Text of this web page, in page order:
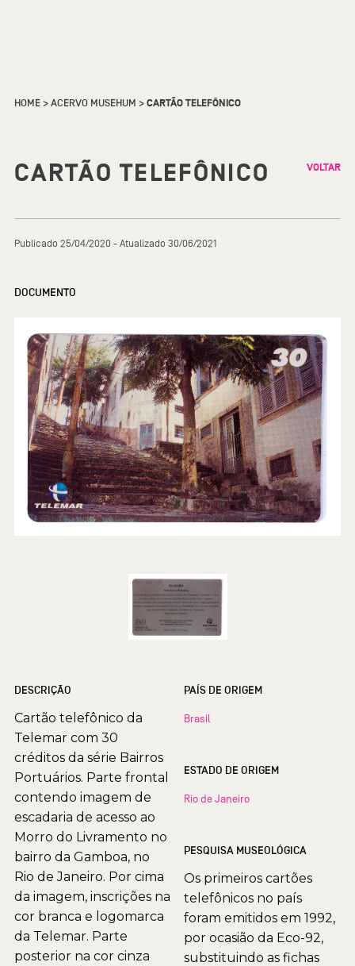
HOME>ACERVO MUSEHUM >CARTÃO TELEFÔNICO
CARTÃO TELEFÔNICO VOLTAR
Publicado 25/04/2020 - Atualizado 30/06/2021
DOCUMENTO
DESCRIÇÃO
Cartão telefônico da
Telemar com 30
créditos da série Bairros
Portuários. Parte frontal
contendo imagem de
escadaria de acesso ao
Morro do Livramento no
bairro da Gamboa, no
Rio de Janeiro. Por cima
da imagem, inscrições na
cor branca e logomarca
da Telemar. Parte
posterior na cor cinza
PAÍS DE ORIGEM
Brasil
ESTADO DE ORIGEM
Rio de Janeiro
PESQUISA MUSEOLÓGICA
Os primeiros cartões
telefônicos no país
foram emitidos em 1992,
por ocasião da Eco-92,
substituindo as fichas